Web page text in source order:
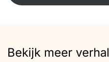
Bekijk meer